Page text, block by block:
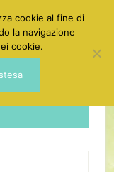
cookie al fine di
la navigazione
cookie.